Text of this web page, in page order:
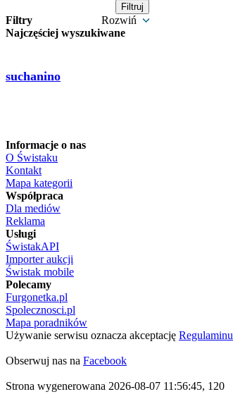
Filtry
Rozwiń
Najczęściej wyszukiwane
suchanino
Informacje o nas
O Świstaku
Kontakt
Mapa kategorii
Współpraca
Dla mediów
Reklama
Usługi
ŚwistakAPI
Importer aukcji
Świstak mobile
Polecamy
Furgonetka.pl
Spolecznosci.pl
Mapa poradników
Używanie serwisu oznacza akceptację Regulaminu
Obserwuj nas na Facebook
Strona wygenerowana 2026-08-07 11:56:45, 120